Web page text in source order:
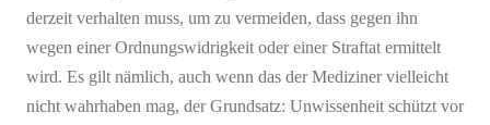
derzeit verhalten muss, um zu vermeiden, dass gegen ihn
wegen einer Ordnungswidrigkeit oder einer Straftat ermittelt
wird. Es gilt nämlich, auch wenn das der Mediziner vielleicht
nicht wahrhaben mag, der Grundsatz: Unwissenheit schützt vor